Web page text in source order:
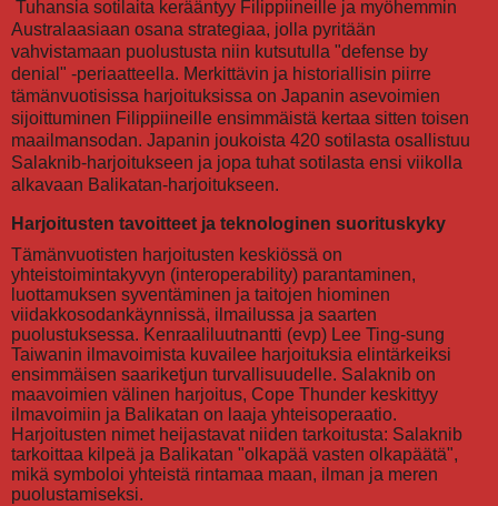
Tuhansia sotilaita kerääntyy Filippiineille ja myöhemmin
Australaasiaan osana strategiaa, jolla pyritään
vahvistamaan puolustusta niin kutsutulla "defense by
denial" -periaatteella. Merkittävin ja historiallisin piirre
tämänvuotisissa harjoituksissa on Japanin asevoimien
sijoittuminen Filippiineille ensimmäistä kertaa sitten toisen
maailmansodan. Japanin joukoista 420 sotilasta osallistuu
Salaknib-harjoitukseen ja jopa tuhat sotilasta ensi viikolla
alkavaan Balikatan-harjoitukseen.
Harjoitusten tavoitteet ja teknologinen suorituskyky
Tämänvuotisten harjoitusten keskiössä on
yhteistoimintakyvyn (interoperability) parantaminen,
luottamuksen syventäminen ja taitojen hiominen
viidakkosodankäynnissä, ilmailussa ja saarten
puolustuksessa. Kenraaliluutnantti (evp) Lee Ting-sung
Taiwanin ilmavoimista kuvailee harjoituksia elintärkeiksi
ensimmäisen saariketjun turvallisuudelle. Salaknib on
maavoimien välinen harjoitus, Cope Thunder keskittyy
ilmavoimiin ja Balikatan on laaja yhteisoperaatio.
Harjoitusten nimet heijastavat niiden tarkoitusta: Salaknib
tarkoittaa kilpeä ja Balikatan "olkapää vasten olkapäätä",
mikä symboloi yhteistä rintamaa maan, ilman ja meren
puolustamiseksi.